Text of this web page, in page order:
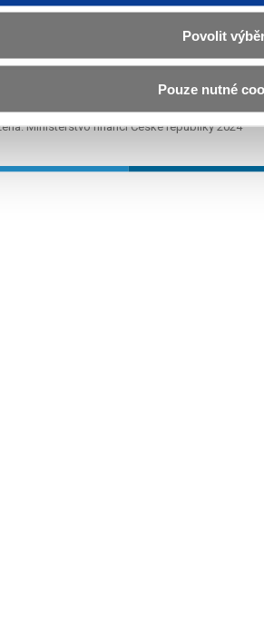
Povolit
Pouze nutné
informace Prohlášení o přístupnosti
Ministerstvo financí České republiky 2024